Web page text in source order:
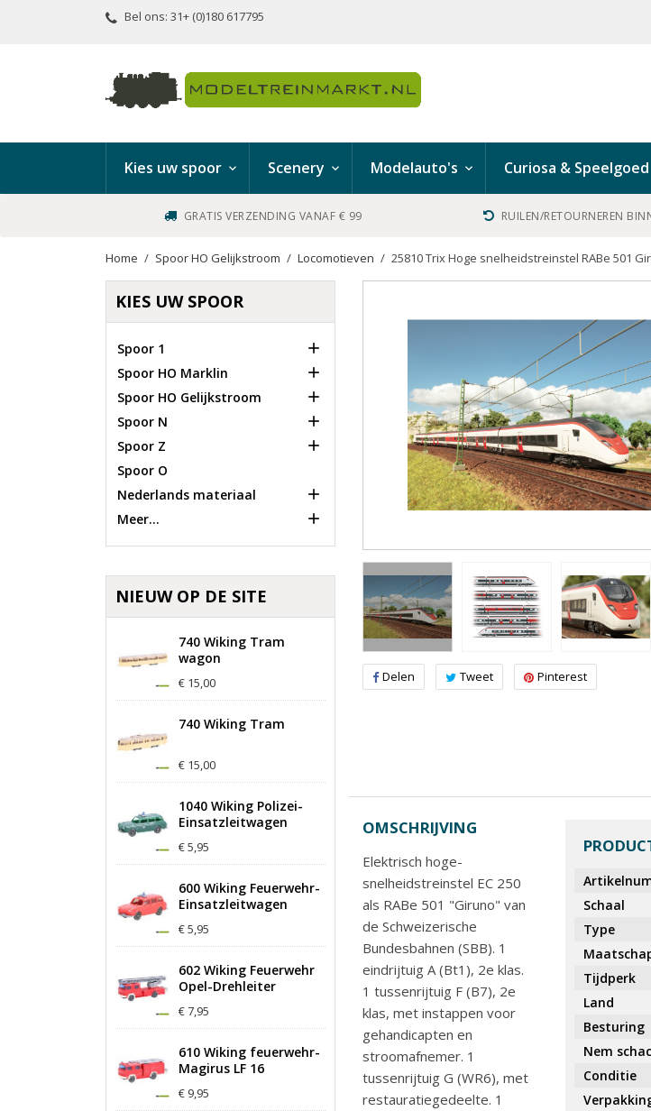
Bel ons: 31+ (0)180 617795
Kies uw spoor Scenery Modelauto's Curiosa & Speelgoed
GRATIS VERZENDING VANAF € 99 RUILEN/RETOURNEREN
Home Spoor HO Gelijkstroom Locomotieven 25810 Trix Hoge snelheidstreinstel RABe 501
KIES UW SPOOR
Spoor 1 
Spoor HO Marklin 
Spoor HO Gelijkstroom 
Spoor N 
Spoor Z 
Spoor O
Nederlands materiaal

Meer... 
NIEUW OP DE SITE
740 Wiking Tram
wagon
€ 15,00
740 Wiking Tram
€ 15,00
1040 Wiking Polizei-
Einsatzleitwagen
€ 5,95
600 Wiking Feuerwehr-
Einsatzleitwagen
€ 5,95
602 Wiking Feuerwehr
Opel-Drehleiter
€ 7,95
610 Wiking feuerwehr-
Magirus LF 16
€ 9,95
Delen Tweet Pinterest
Schaal
Type
Tijdperk
Land
Besturing
Nem
Conditie
OMSCHRIJVING
Elektrisch hoge-
snelheidstreinstel EC 250
als RABe 501 "Giruno" van
de Schweizerische
Bundesbahnen (SBB). 1
eindrijtuig A (Bt1), 2e klas.
1 tussenrijtuig F (B7), 2e
klas, met instappen voor
gehandicapten en
stroomafnemer. 1
tussenrijtuig G (WR6), met
restauratiegedeelte. 1